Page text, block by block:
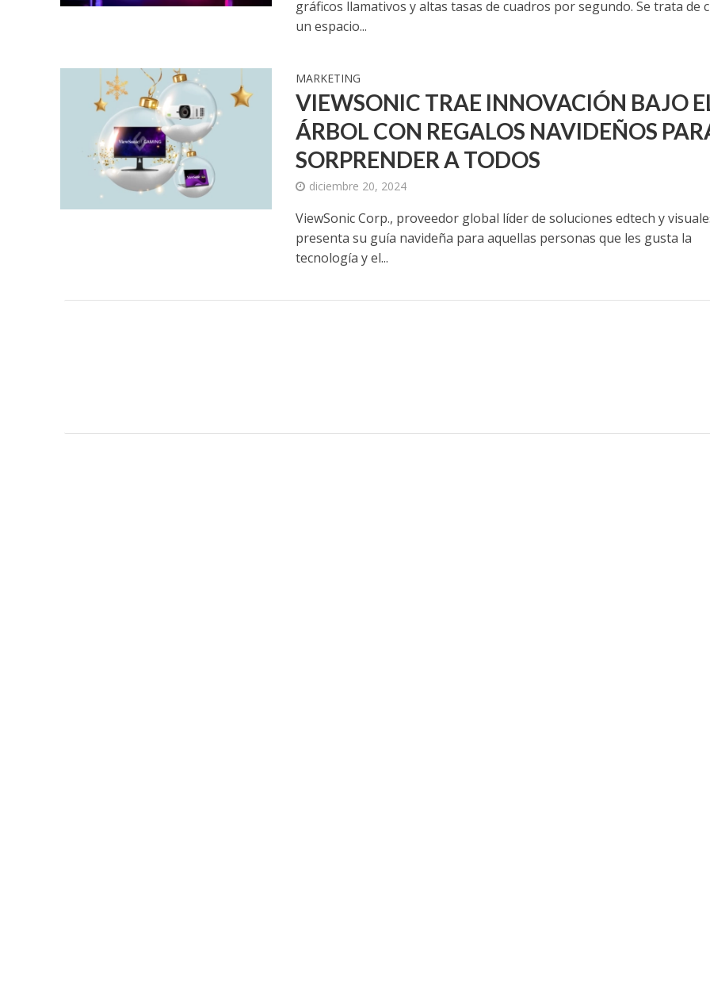
gráficos llamativos y altas tasas de cuadros por segundo. Se trata de
un espacio...
MARKETING
VIEWSONIC TRAE INNOVACIÓN BAJO
ÁRBOL CON REGALOS NAVIDEÑOS
SORPRENDER A TODOS
diciembre 20, 2024
ViewSonic Corp., proveedor global líder de soluciones edtech y
presenta su guía navideña para aquellas personas que les gusta la
tecnología y el...